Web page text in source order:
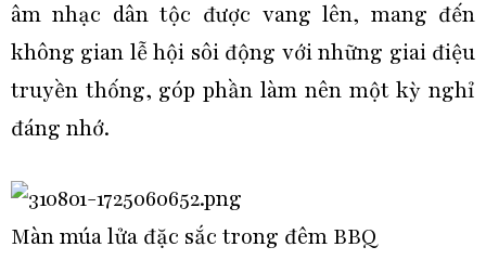
âm nhạc dân tộc được vang lên, mang đến
không gian lễ hội sôi động với những giai điệu
truyền thống, góp phần làm nên một kỳ nghỉ
đáng nhớ.
Màn múa lửa đặc sắc trong đêm BBQ